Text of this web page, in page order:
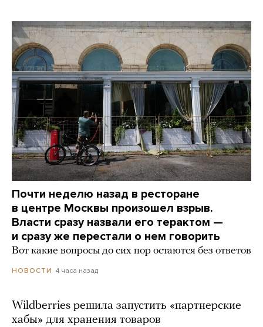
Почти неделю назад в ресторане
в центре Москвы произошел взрыв.
Власти сразу назвали его терактом —
и сразу же перестали о нем говорить
Вот какие вопросы до сих пор остаются без ответов
НОВОСТИ 4 часа назад
Wildberries решила запустить «партнерские
хабы» для хранения товаров